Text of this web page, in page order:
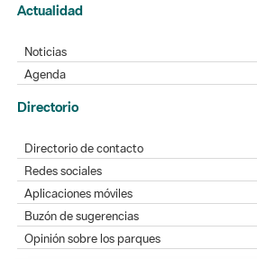
Actualidad
Noticias
Agenda
Directorio
Directorio de contacto
Redes sociales
Aplicaciones móviles
Buzón de sugerencias
Opinión sobre los parques